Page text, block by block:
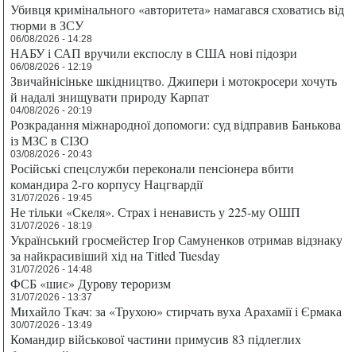
Убивця кримінального «авторитета» намагався сховатись від
тюрми в ЗСУ
06/08/2026 - 14:28
НАБУ і САП вручили експослу в США нові підозри
06/08/2026 - 12:19
Звичайнісіньке шкідництво. Джипери і мотокросери хочуть
й надалі знищувати природу Карпат
04/08/2026 - 20:19
Розкрадання міжнародної допомоги: суд відправив Банькова
із МЗС в СІЗО
03/08/2026 - 20:43
Російські спецслужби переконали пенсіонера вбити
командира 2-го корпусу Нацгвардії
31/07/2026 - 19:45
Не тільки «Скеля». Страх і ненависть у 225-му ОШП
31/07/2026 - 18:19
Український гросмейстер Ігор Самуненков отримав відзнаку
за найкрасивіший хід на Titled Tuesday
31/07/2026 - 14:48
ФСБ «шиє» Дурову тероризм
31/07/2026 - 13:37
Михайло Ткач: за «Трухою» стирчать вуха Арахамії і Єрмака
30/07/2026 - 13:49
Командир військової частини примусив 83 підлеглих